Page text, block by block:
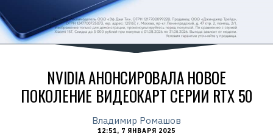
NVIDIA АНОНСИРОВАЛА НОВОЕ
ПОКОЛЕНИЕ ВИДЕОКАРТ СЕРИИ RTX 50
Владимир Ромашов
12:51, 7 ЯНВАРЯ 2025